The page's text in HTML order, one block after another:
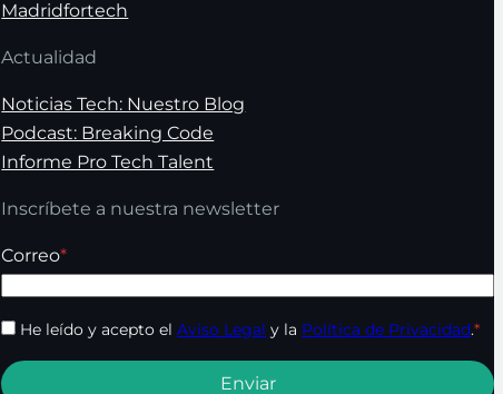
Madridfortech
Actualidad
Noticias Tech: Nuestro Blog
Podcast: Breaking Code
Informe Pro Tech Talent
Inscríbete a nuestra newsletter
Correo*
He leído y acepto elAviso Legal y la Política de Privacidad.*